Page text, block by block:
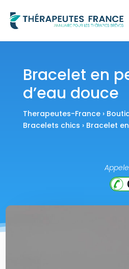
Bracelet en
d’eau douce
Therapeutes-France›
Bracelets chics › Bracelet